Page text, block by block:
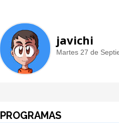
javichi
Martes 27 de
PROGRAMAS